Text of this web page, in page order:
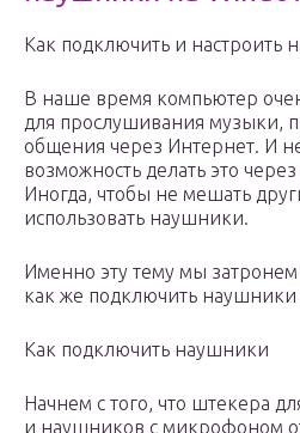
Как подключить и настроить
В наше время компьютер
для прослушивания музыки,
общения через Интернет. И
возможность делать это
Иногда, чтобы не мешать
использовать наушники.
Именно эту тему мы затронем
как же подключить наушники
Как подключить наушники
Начнем с того, что штекера
и наушников с микрофоном